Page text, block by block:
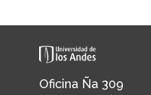
Oficina Ña 309